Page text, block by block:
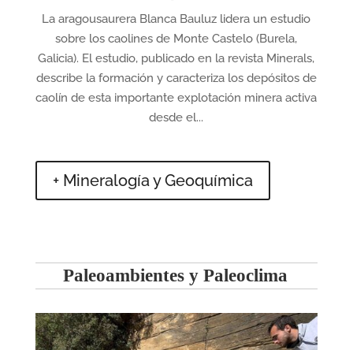
La aragousaurera Blanca Bauluz lidera un estudio
sobre los caolines de Monte Castelo (Burela,
Galicia). El estudio, publicado en la revista Minerals,
describe la formación y caracteriza los depósitos de
caolín de esta importante explotación minera activa
desde el...
+ Mineralogía y Geoquímica
Paleoambientes y Paleoclima